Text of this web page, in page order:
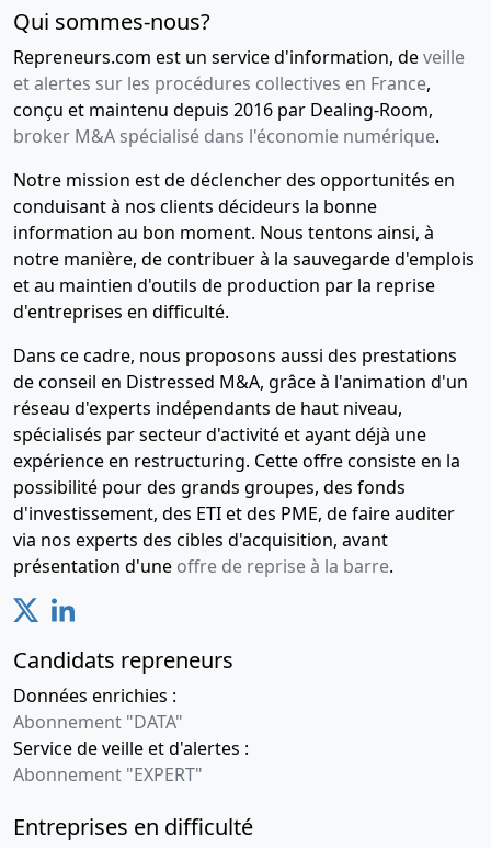
Qui sommes-nous?
Repreneurs.com est un service d'information, deveille
et alertes sur les procédures collectives en France,
conçu et maintenu depuis 2016 par Dealing-Room,
broker M&A spécialisé dans l'économie numérique.
Notre mission est de déclencher des opportunités en
conduisant à nos clients décideurs la bonne
information au bon moment. Nous tentons ainsi, à
notre manière, de contribuer à la sauvegarde d'emplois
et au maintien d'outils de production par la reprise
d'entreprises en difficulté.
Dans ce cadre, nous proposons aussi des prestations
de conseil en Distressed M&A, grâce à l'animation d'un
réseau d'experts indépendants de haut niveau,
spécialisés par secteur d'activité et ayant déjà une
expérience en restructuring. Cette offre consiste en la
possibilité pour des grands groupes, des fonds
d'investissement, des ETI et des PME, de faire auditer
via nos experts des cibles d'acquisition, avant
présentation d'une offre de reprise à la barre.
Candidats repreneurs
Données enrichies :
Abonnement "DATA"
Service de veille et d'alertes :
Abonnement "EXPERT"
Entreprises en difficulté